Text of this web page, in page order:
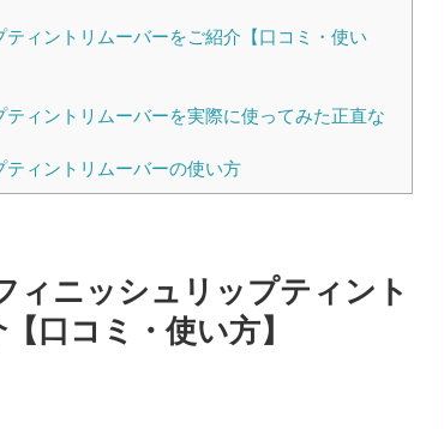
ィントリムーバーをご紹介【口コミ・使い
ィントリムーバーを実際に使ってみた正直な
ィントリムーバーの使い方
ィニッシュリップティント
口コミ・使い方】